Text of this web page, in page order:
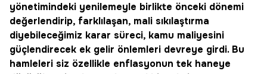
yönetimindeki yenilemeyle birlikte önceki dönemi
değerlendirip, farklılaşan, mali sıkılaştırma
diyebileceğimiz karar süreci, kamu maliyesini
güçlendirecek ek gelir önlemleri devreye girdi. Bu
hamleleri siz özellikle enflasyonun tek haneye